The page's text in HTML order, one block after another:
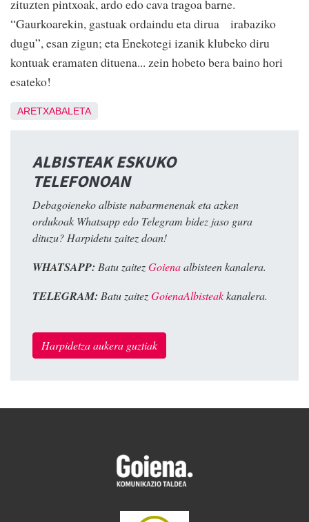
zituzten pintxoak, ardo edo cava tragoa barne.
“Gaurkoarekin, gastuak ordaindu eta dirua irabaziko
dugu”, esan zigun; eta Enekotegi izanik klubeko diru
kontuak eramaten dituena... zein hobeto bera baino hori
esateko!
ARETXABALETA
ALBISTEAK ESKUKO
TELEFONOAN
Debagoieneko albiste nabarmenenak eta azken
ordukoak Whatsapp edo Telegram bidez jaso gura
dituzu? Harpidetu zaitez doan!
WHATSAPP: Batu zaitezGoienaalbisteen kanalera.
TELEGRAM: Batu zaitezGoienaAlbisteakkanalera.
Harpidetza aukera guztiak